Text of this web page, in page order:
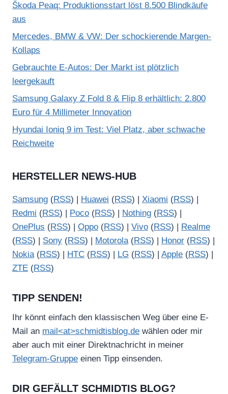
Škoda Peaq: Produktionsstart löst 8.500 Blindkäufe
aus
Mercedes, BMW & VW: Der schockierende Margen-
Kollaps
Gebrauchte E-Autos: Der Markt ist plötzlich
leergekauft
Samsung Galaxy Z Fold 8 & Flip 8 erhältlich: 2.800
Euro für 4 Millimeter Innovation
Hyundai Ioniq 9 im Test: Viel Platz, aber schwache
Reichweite
HERSTELLER NEWS-HUB
Samsung (RSS) | Huawei (RSS) | Xiaomi (RSS) |
Redmi (RSS) | Poco (RSS) | Nothing (RSS) |
OnePlus (RSS) | Oppo (RSS) | Vivo (RSS) |
Realme
(RSS) | Sony (RSS) | Motorola(RSS) | Honor (RSS) |
Nokia(RSS) | HTC (RSS) | LG (RSS) | Apple (RSS) |
ZTE (RSS)
TIPP SENDEN!
Ihr könnt einfach den klassischen Weg über eine E-
Mail an mail<at>schmidtisblog.de wählen oder mir
aber auch mit einer Direktnachricht in meiner
Telegram-Gruppe einen Tipp einsenden.
DIR GEFÄLLT SCHMIDTIS BLOG?